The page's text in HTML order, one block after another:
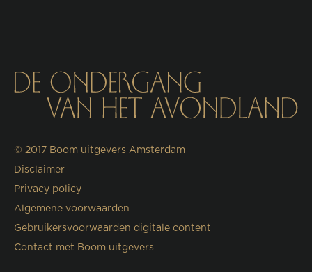
© 2017 Boom uitgevers Amsterdam
Disclaimer
Privacy policy
Algemene voorwaarden
Gebruikersvoorwaarden digitale content
Contact met Boom uitgevers